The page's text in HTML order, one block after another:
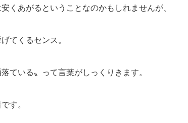
くあがるということなのかもしれませんが、
てくるセンス。
ている〟って言葉がしっくりきます。
す。